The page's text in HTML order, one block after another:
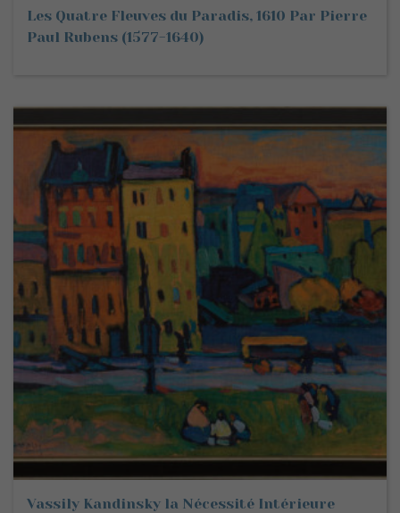
Les Quatre Fleuves du Paradis, 1610 Par Pierre
Paul Rubens (1577-1640)
Vassily Kandinsky la Nécessité Intérieure